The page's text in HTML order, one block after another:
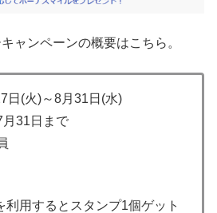
ャンペーンの概要はこちら。
日(火)～8月31日(水)
日まで
利用するとスタンプ1個ゲット